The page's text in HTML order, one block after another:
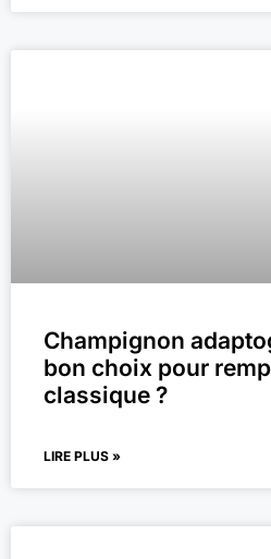
Champignon
bon choix pour
classique ?
LIRE PLUS »